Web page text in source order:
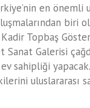
en önemli
biri
Topbaş
Sanat Galerisi
sahipliği
uluslararası